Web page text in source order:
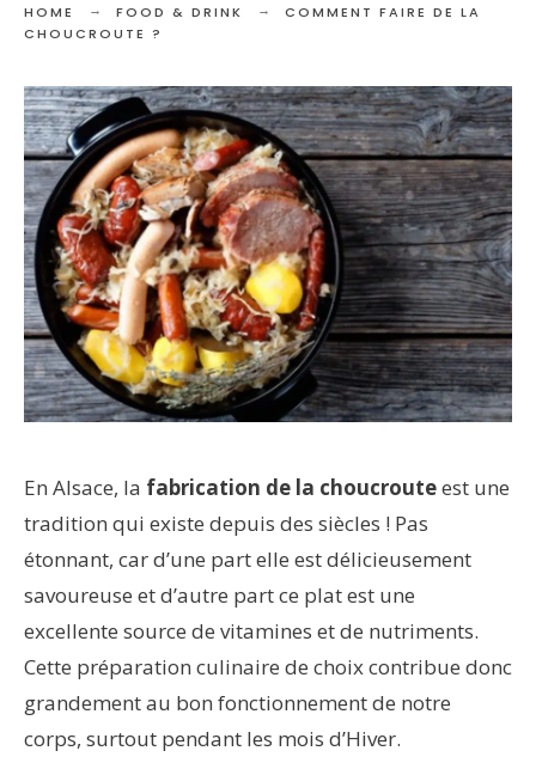
HOME FOOD & DRINK
COMMENT FAIRE DE LA
CHOUCROUTE ?
En Alsace, la fabrication de la choucrouteest une
tradition qui existe depuis des siècles ! Pas
étonnant, car d’une part elle est délicieusement
savoureuse et d’autre part ce plat est une
excellente source de vitamines et de nutriments.
Cette préparation culinaire de choix contribue donc
grandement au bon fonctionnement de notre
corps, surtout pendant les mois d’Hiver.